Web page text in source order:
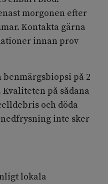
morgonen efter
Kontakta gärna
innan prov
benmärgsbiopsi på 2
på sådana
och döda
inte sker
lokala